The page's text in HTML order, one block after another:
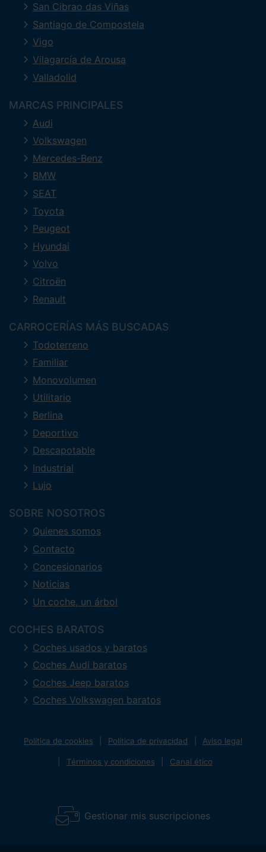
San Cibrao das Viñas
Santiago de Compostela
Vigo
Vilagarcía de Arousa
Valladolid
MARCAS PRINCIPALES
Audi
Volkswagen
Mercedes-Benz
BMW
SEAT
Toyota
Peugeot
Hyundai
Volvo
Citroën
Renault
CARROCERÍAS MÁS BUSCADAS
Todoterreno
Familiar
Monovolumen
Utilitario
Berlina
Deportivo
Descapotable
Industrial
Lujo
SOBRE NOSOTROS
Quienes somos
Contacto
Concesionarios
Noticias
Un coche, un árbol
COCHES BARATOS
Coches usados y baratos
Coches Audi baratos
Coches Jeep baratos
Coches Volkswagen baratos
Política de cookies Política de privacidad Aviso legal
Términos y condiciones Canal ético
Gestionar mis suscripciones